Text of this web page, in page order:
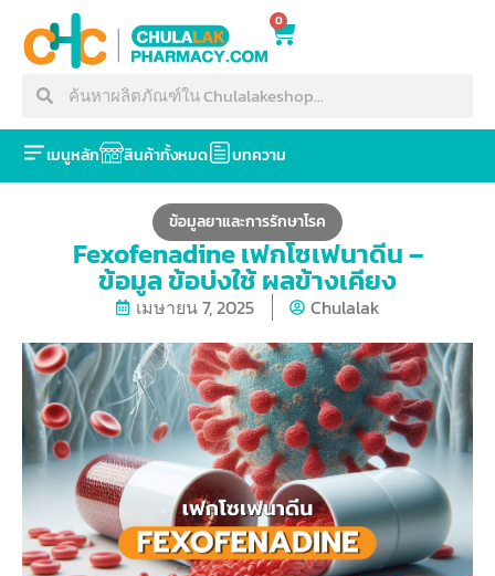
0
เมนูหลัก สินค้าทั้งหมด บทความ
ข้อมูลยาและการรักษาโรค
Fexofenadine เฟกโซเฟนาดีน –
ข้อมูล ข้อบ่งใช้ ผลข้างเคียง
เมษายน 7, 2025 Chulalak